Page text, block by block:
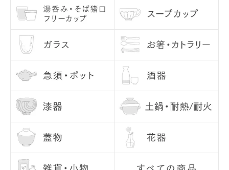
に通してあげることで、においや汚れを防いでくれます。 （特に汚れ
が気になる方は、水を張って気泡が出なくなるまで十分に水を吸わせ
がありますが、乾くと消えますので、ご安心ください。
基本的に、手洗いをおすすめしております。洗った後は、十分に乾燥
させてから収納してください。 金彩・銀彩・赤絵のうつわは、電子レ
ンジを使用しないようにしてください。
Q6, お届け日の指定はできますか？
配送日のご希望につきましては、注文日より7日目以降の日付でご指
定いただけます。 お時間、置き配指定も合わせてご利用いただけま
す。 ご指定なしの場合は、最短でお届けいたします。
詳しくはご利用ガイドの 配送日のご希望、商品のお届け日
お問い合わせ内容